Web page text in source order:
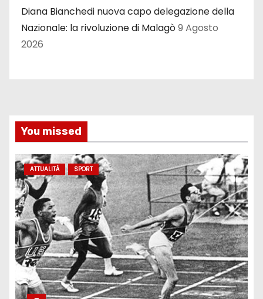
Diana Bianchedi nuova capo delegazione della
Nazionale: la rivoluzione di Malagò9 Agosto
2026
You missed
ATTUALITÀ SPORT